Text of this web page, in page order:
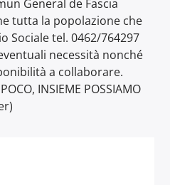
General de Fascia
tutta la popolazione che
Sociale tel. 0462/764297
necessità nonché
a collaborare.
INSIEME POSSIAMO